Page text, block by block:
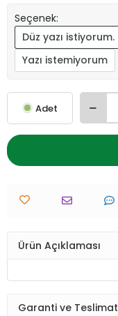
Seçenek:
Düz yazı istiyorum.
Yazı istemiyorum
Adet
Ürün Açıklaması
Garanti ve Teslimat